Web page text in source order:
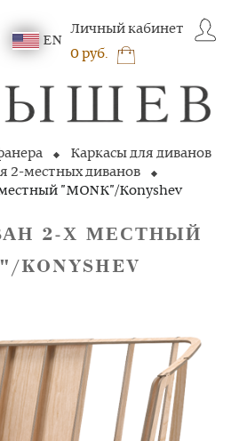
EN
Личный кабинет
0 руб.
Каркасы для диванов
2-местных диванов
"MONK"/Konyshev
2‑Х МЕСТНЫЙ
KONYSHEV